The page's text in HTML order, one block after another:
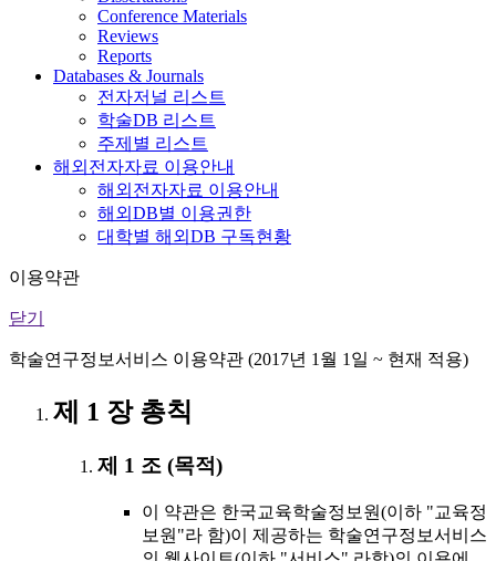
Conference Materials
Reviews
Reports
Databases & Journals
전자저널 리스트
학술DB 리스트
주제별 리스트
해외전자자료 이용안내
해외전자자료 이용안내
해외DB별 이용권한
대학별 해외DB 구독현황
이용약관
닫기
학술연구정보서비스 이용약관 (2017년 1월 1일 ~ 현재 적용)
제 1 장 총칙
제 1 조 (목적)
이 약관은 한국교육학술정보원(이하 "교육정
보원"라 함)이 제공하는 학술연구정보서비스